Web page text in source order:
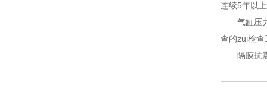
连续5年以
气缸压
查的zui检
隔膜抗